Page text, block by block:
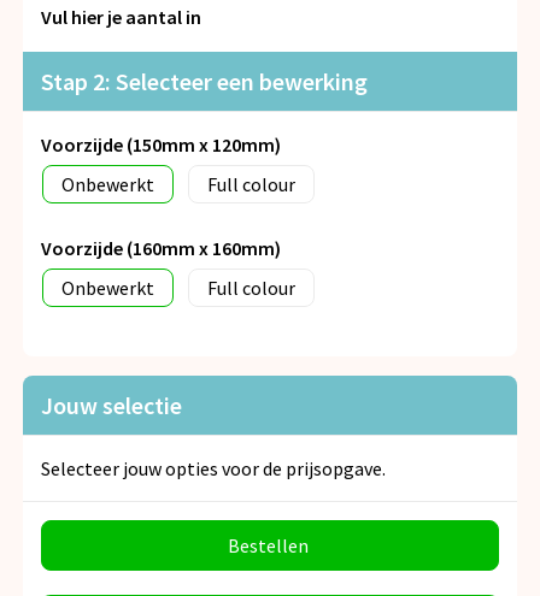
Snoepgoed
Spellen voor binnen en buiten
Veiligheid, Auto en Fiets
Vrije tijd en Strand
Anti-stress
Vul hier je aantal in
Stap 2: Selecteer een bewerking
Voorzijde (150mm x 120mm)
Onbewerkt
Full colour
Voorzijde (160mm x 160mm)
Onbewerkt
Full colour
Jouw selectie
Selecteer jouw opties voor de prijsopgave.
Bestellen